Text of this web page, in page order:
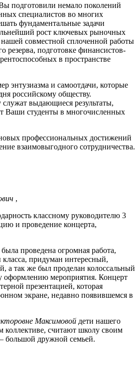
подготовили немало поколений
специалистов во многих
фундаментальные задачи
рост ключевых рыночных
нашей совместной сплоченной работы
резерва, подготовке финансистов-
в пространстве
энтузиазма и самоотдачи, которые
российскому обществу.
выдающиеся результаты,
Ваши студенты в многочисленных
профессиональных достижений
взаимовыгодного сотрудничества.
,
классному руководителю 3
и проведение концерта,
проведена огромная работа,
класса, придуман интересный,
а так же был проделан колоссальный
оформлению мероприятия. Концерт
презентацией, которая
экране, недавно появившемся в
Максимовой дети нашего
коллективе, считают школу своим
большой дружной семьей.